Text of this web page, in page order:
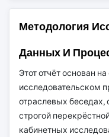
Методология
Данных И
Этот отчёт основан
исследовательском
отраслевых
строгой
кабинетных